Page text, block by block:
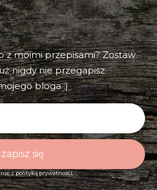
z moimi przepisami? Zostaw
nigdy nie przegapisz
bloga :)
zapisz się
zpolityką prywatności.